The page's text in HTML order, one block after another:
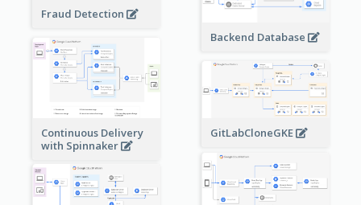
Fraud Detection
Backend Database
Continuous Delivery
with Spinnaker
GitLabCloneGKE